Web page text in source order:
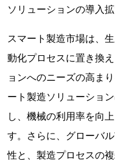
ソリューションの導入
スマート製造市場は、
動化プロセスに置き換
ョンへのニーズの高ま
ート製造ソリューショ
し、機械の利用率を向
す。さらに、グローバ
性と、製造プロセスの